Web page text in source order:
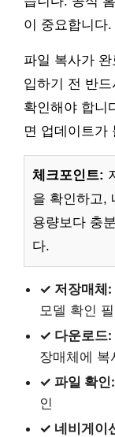
이 중요합니다.
파일 복사가
입하기 전 반
확인해야 합니
면 업데이트가
체크포인트:
을 확인하고,
용량보다 충
다.
✓ 저장매체:
모델 확인
✓ 다운로드:
장매체에 복
✓ 파일 확인:
인
✓ 네비게이